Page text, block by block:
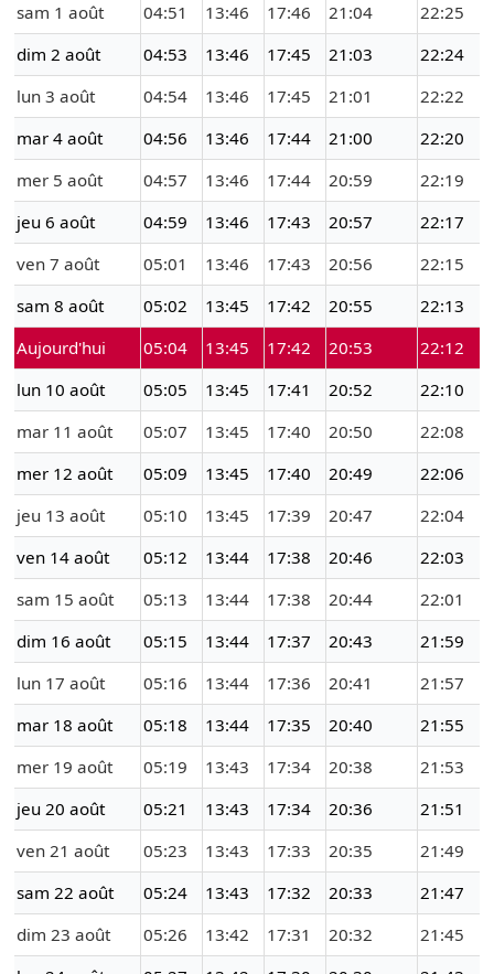
sam 1 août
04:51 13:46 17:46 21:04
22:25
dim 2 août
04:53 13:46 17:45 21:03
22:24
lun 3 août
04:54 13:46 17:45 21:01
22:22
mar 4 août
04:56 13:46 17:44 21:00
22:20
mer 5 août
04:57 13:46 17:44 20:59
22:19
jeu 6 août
04:59 13:46 17:43 20:57
22:17
ven 7 août
05:01 13:46 17:43 20:56
22:15
sam 8 août
05:02 13:45 17:42 20:55
22:13
Aujourd'hui
05:04 13:45 17:42 20:53
22:12
lun 10 août
05:05 13:45 17:41 20:52
22:10
mar 11 août
05:07 13:45 17:40 20:50
22:08
mer 12 août
05:09 13:45 17:40 20:49
22:06
jeu 13 août
05:10 13:45 17:39 20:47
22:04
ven 14 août
05:12 13:44 17:38 20:46
22:03
sam 15 août
05:13 13:44 17:38 20:44
22:01
dim 16 août
05:15 13:44 17:37 20:43
21:59
lun 17 août
05:16 13:44 17:36 20:41
21:57
mar 18 août
05:18 13:44 17:35 20:40
21:55
mer 19 août
05:19 13:43 17:34 20:38
21:53
jeu 20 août
05:21 13:43 17:34 20:36
21:51
ven 21 août
05:23 13:43 17:33 20:35
21:49
sam 22 août
05:24 13:43 17:32 20:33
21:47
dim 23 août
05:26 13:42 17:31 20:32
21:45